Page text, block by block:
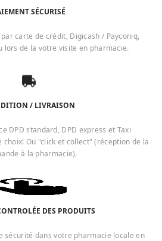
SÉCURISÉ
carte de crédit, Digicash / Payconiq,
lors de la votre visite en pharmacie.
/ LIVRAISON
DPD standard, DPD express et Taxi
choix! Ou "click et collect" (réception de la
à la pharmacie).
DES PRODUITS
sécurité dans votre pharmacie locale en